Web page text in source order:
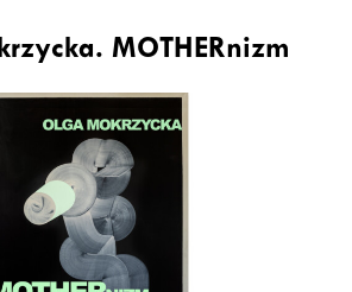
MOTHERnizm